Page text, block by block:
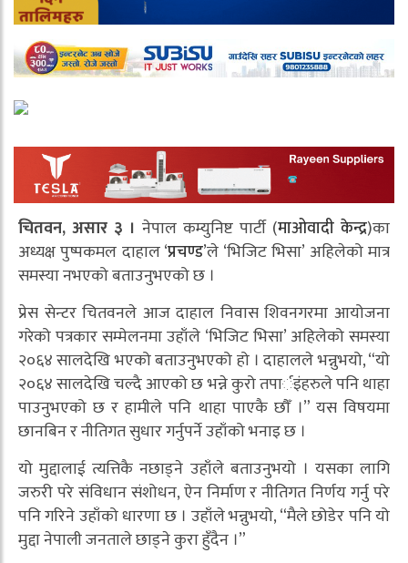
चितवन, असार ३ । नेपाल कम्युनिष्ट पार्टी (माओवादी केन्द्र)का
अध्यक्ष पुष्पकमल दाहाल ‘प्रचण्ड’ले ‘भिजिट भिसा’ अहिलेको मात्र
समस्या नभएको बताउनुभएको छ ।
प्रेस सेन्टर चितवनले आज दाहाल निवास शिवनगरमा आयोजना
गरेको पत्रकार सम्मेलनमा उहाँले ‘भिजिट भिसा’ अहिलेको समस्या
२०६४ सालदेखि भएको बताउनुभएको हो । दाहालले भन्नुभयो, “यो
२०६४ सालदेखि चल्दै आएको छ भन्ने कुरो तपार्इंहरुले पनि थाहा
पाउनुभएको छ र हामीले पनि थाहा पाएकै छौँ ।” यस विषयमा
छानबिन र नीतिगत सुधार गर्नुपर्ने उहाँको भनाइ छ ।
यो मुद्दालाई त्यत्तिकै नछाड्ने उहाँले बताउनुभयो । यसका लागि
जरुरी परे संविधान संशोधन, ऐन निर्माण र नीतिगत निर्णय गर्नु परे
पनि गरिने उहाँको धारणा छ । उहाँले भन्नुभयो, “मैले छोडेर पनि यो
मुद्दा नेपाली जनताले छाड्ने कुरा हुँदैन ।”